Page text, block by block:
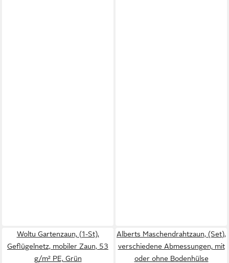
Woltu Gartenzaun, (1-St),
Geflügelnetz, mobiler Zaun, 53
g/m² PE, Grün
Alberts Maschendrahtzaun, (Set),
verschiedene Abmessungen, mit
oder ohne Bodenhülse